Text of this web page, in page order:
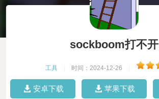
sockboom打不开
工具 时间：2024-12-26
安卓下载 苹果下载